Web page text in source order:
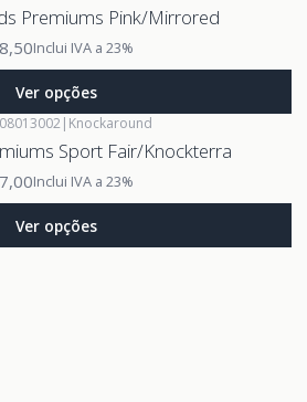
Premiums Pink/Mirrored
Inclui IVA a 23%
Ver opções
| Knockaround
Sport Fair/Knockterra
Inclui IVA a 23%
Ver opções